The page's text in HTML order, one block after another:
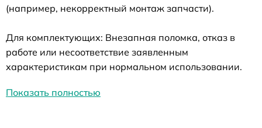
(например, некорректный монтаж запчасти).
Для комплектующих: Внезапная поломка, отказ в
работе или несоответствие заявленным
характеристикам при нормальном использовании.
Показать полностью